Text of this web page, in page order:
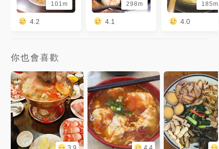
101m
4.2
298m
4.1
185m
4.0
你也會喜歡